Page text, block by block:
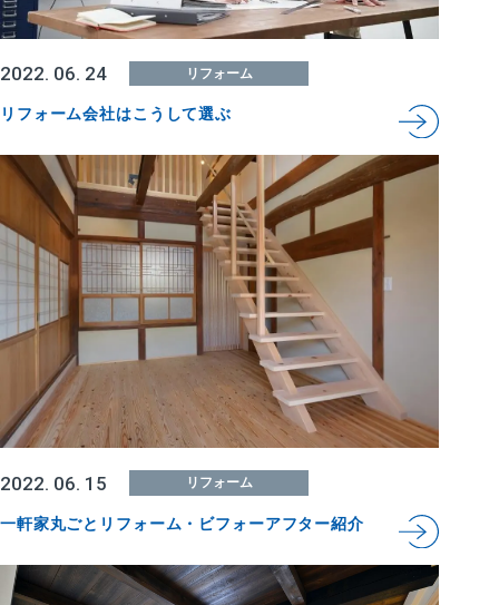
2022. 06. 24 リフォーム
リフォーム会社はこうして選ぶ
2022. 06. 15 リフォーム
一軒家丸ごとリフォーム・ビフォーアフター紹介